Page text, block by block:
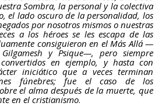
Sombra, la personal y la colectiva
el lado oscuro de la personalidad, los
por nosotros mismos o nuestras
a los héroes se les escapa de las
consiguieron en el Más Allá —
y Psique—, pero siempre
en ejemplo, y hasta con
iniciático que a veces terminan
fúnebres; fue el caso de los
el alma después de la muerte, que
en el cristianismo.